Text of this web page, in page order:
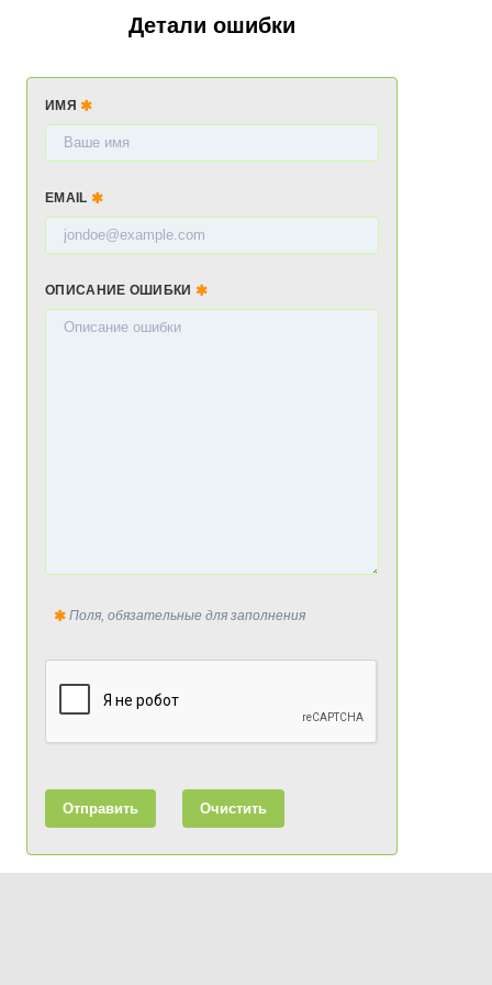
Детали ошибки
ИМЯ
EMAIL
ОПИСАНИЕ ОШИБКИ
Поля, обязательные для заполнения
Отправить Очистить